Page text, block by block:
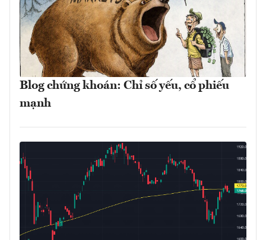
Blog chứng khoán: Chỉ số yếu, cổ phiếu
mạnh